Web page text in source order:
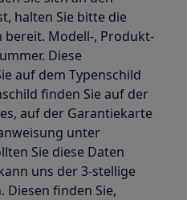
halten Sie bitte die
Modell-, Produkt-
Diese
auf dem Typenschild
finden Sie auf der
auf der Garantiekarte
unter
Sie diese Daten
uns der 3-stellige
Diesen finden Sie,